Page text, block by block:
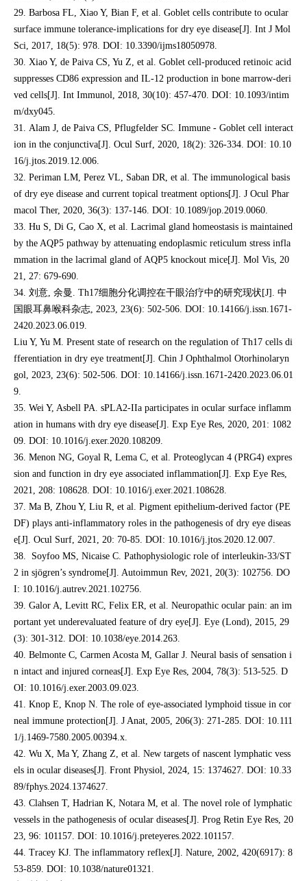
29. Barbosa FL, Xiao Y, Bian F, et al. Goblet cells contribute to ocular
surface immune tolerance-implications for dry eye disease[J]. Int J Mol
Sci, 2017, 18(5): 978. DOI: 10.3390/ijms18050978.
30. Xiao Y, de Paiva CS, Yu Z, et al. Goblet cell-produced retinoic acid
suppresses CD86 expression and IL-12 production in bone marrow-deri
ved cells[J]. Int Immunol, 2018, 30(10): 457-470. DOI: 10.1093/intim
m/dxy045.
31. Alam J, de Paiva CS, Pflugfelder SC. Immune - Goblet cell interact
ion in the conjunctiva[J]. Ocul Surf, 2020, 18(2): 326-334. DOI: 10.10
16/j.jtos.2019.12.006.
32. Periman LM, Perez VL, Saban DR, et al. The immunological basis
of dry eye disease and current topical treatment options[J]. J Ocul Phar
macol Ther, 2020, 36(3): 137-146. DOI: 10.1089/jop.2019.0060.
33. Hu S, Di G, Cao X, et al. Lacrimal gland homeostasis is maintained
by the AQP5 pathway by attenuating endoplasmic reticulum stress infla
mmation in the lacrimal gland of AQP5 knockout mice[J]. Mol Vis, 20
21, 27: 679-690.
34. 刘意, 余曼. Th17细胞分化调控在干眼治疗中的研究现状[J]. 中
国眼耳鼻喉科杂志, 2023, 23(6): 502-506. DOI: 10.14166/j.issn.1671-
2420.2023.06.019.
Liu Y, Yu M. Present state of research on the regulation of Th17 cells di
fferentiation in dry eye treatment[J]. Chin J Ophthalmol Otorhinolaryn
gol, 2023, 23(6): 502-506. DOI: 10.14166/j.issn.1671-2420.2023.06.01
9.
35. Wei Y, Asbell PA. sPLA2-IIa participates in ocular surface inflamm
ation in humans with dry eye disease[J]. Exp Eye Res, 2020, 201: 1082
09. DOI: 10.1016/j.exer.2020.108209.
36. Menon NG, Goyal R, Lema C, et al. Proteoglycan 4 (PRG4) expres
sion and function in dry eye associated inflammation[J]. Exp Eye Res,
2021, 208: 108628. DOI: 10.1016/j.exer.2021.108628.
37. Ma B, Zhou Y, Liu R, et al. Pigment epithelium-derived factor (PE
DF) plays anti-inflammatory roles in the pathogenesis of dry eye diseas
e[J]. Ocul Surf, 2021, 20: 70-85. DOI: 10.1016/j.jtos.2020.12.007.
38. Soyfoo MS, Nicaise C. Pathophysiologic role of interleukin-33/ST
2 in sjögren’s syndrome[J]. Autoimmun Rev, 2021, 20(3): 102756. DO
I: 10.1016/j.autrev.2021.102756.
39. Galor A, Levitt RC, Felix ER, et al. Neuropathic ocular pain: an im
portant yet underevaluated feature of dry eye[J]. Eye (Lond), 2015, 29
(3): 301-312. DOI: 10.1038/eye.2014.263.
40. Belmonte C, Carmen Acosta M, Gallar J. Neural basis of sensation i
n intact and injured corneas[J]. Exp Eye Res, 2004, 78(3): 513-525. D
OI: 10.1016/j.exer.2003.09.023.
41. Knop E, Knop N. The role of eye-associated lymphoid tissue in cor
neal immune protection[J]. J Anat, 2005, 206(3): 271-285. DOI: 10.111
1/j.1469-7580.2005.00394.x.
42. Wu X, Ma Y, Zhang Z, et al. New targets of nascent lymphatic vess
els in ocular diseases[J]. Front Physiol, 2024, 15: 1374627. DOI: 10.33
89/fphys.2024.1374627.
43. Clahsen T, Hadrian K, Notara M, et al. The novel role of lymphatic
vessels in the pathogenesis of ocular diseases[J]. Prog Retin Eye Res, 20
23, 96: 101157. DOI: 10.1016/j.preteyeres.2022.101157.
44. Tracey KJ. The inflammatory reflex[J]. Nature, 2002, 420(6917): 8
53-859. DOI: 10.1038/nature01321.